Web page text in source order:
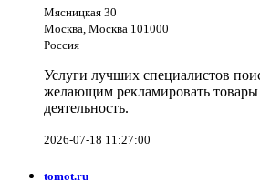
Мясницкая 30
Москва, Москва 101000
Россия
Услуги лучших специалистов
желающим рекламировать
деятельность.
2026-07-18 11:27:00
tomot.ru